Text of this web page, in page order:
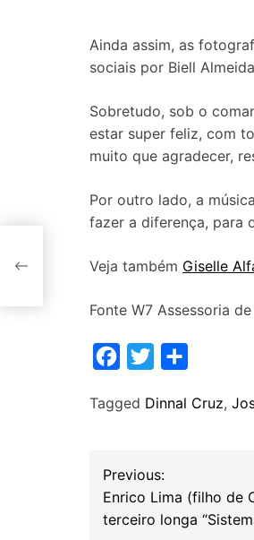
Ainda assim, as
sociais por Biell
Sobretudo, sob o
estar super feliz, com
muito que agradecer,
Por outro lado, a
fazer a diferença, para
Veja também Giselle
Fonte W7 Assessoria
c
o
o
i
e
r
a
Tagged Dinnal Cruz,
N
a
Previous:
Enrico Lima (filho de
terceiro longa